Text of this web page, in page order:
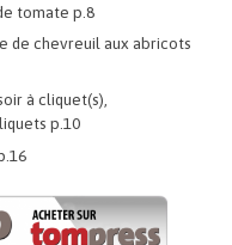
tomate p.8
de chevreuil aux abricots
à cliquet(s),
p.10